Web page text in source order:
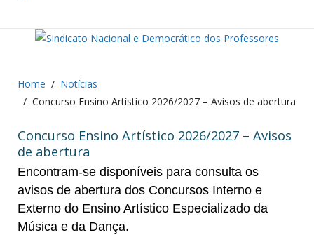
Home
Notícias
Concurso Ensino Artístico 2026/2027 – Avisos de abertura
Concurso Ensino Artístico 2026/2027 – Avisos
de abertura
Encontram-se disponíveis para consulta os
avisos de abertura dos Concursos Interno e
Externo do Ensino Artístico Especializado da
Música e da Dança.